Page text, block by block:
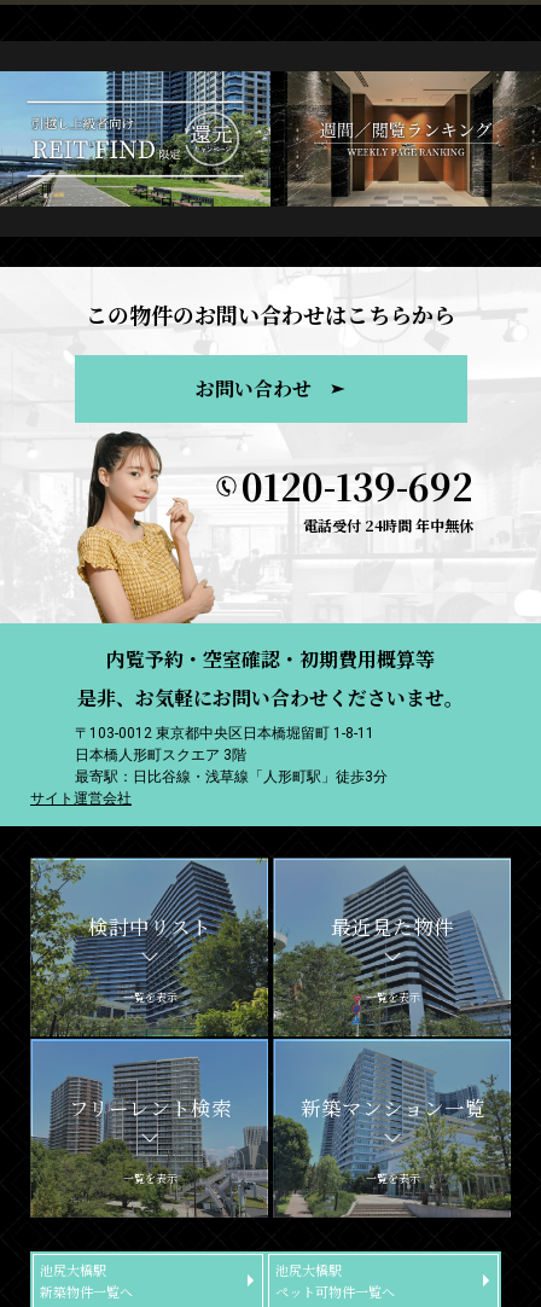
この物件のお問い合わせはこちらから
お問い合わせ
0120-139-692
電話受付 24時間 年中無休
内覧予約・空室確認・初期費用概算等
是非、お気軽にお問い合わせくださいませ。
〒103-0012 東京都中央区日本橋堀留町 1-8-11
日本橋人形町スクエア 3階
最寄駅：日比谷線・浅草線「人形町駅」徒歩3分
サイト運営会社
検討中リスト
一覧を表示
最近見た物件
一覧を表示
フリーレント検索
一覧を表示
新築マンション一覧
一覧を表示
池尻大橋駅
新築物件一覧へ
池尻大橋駅
ペット可物件一覧へ